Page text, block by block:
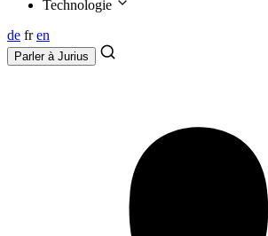
Technologie
de fr en
Parler à Jurius